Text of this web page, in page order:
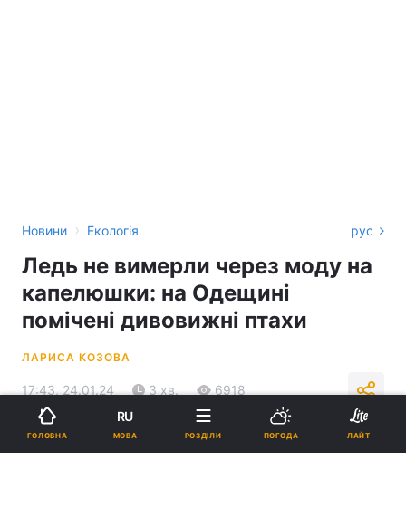
Новини › Екологія рус
Ледь не вимерли через моду на
капелюшки: на Одещині
помічені дивовижні птахи
ЛАРИСА КОЗОВА
17:43, 24.01.24 3 хв. 6918
Підпишіться на нас в Google
ГОЛОВНА
RU
МОВА РОЗДІЛИ ПОГОДА ЛАЙТ